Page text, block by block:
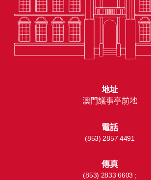
地址
澳門議事亭前地
電話
(853) 2857 4491
傳真
(853) 2833 6603 ;